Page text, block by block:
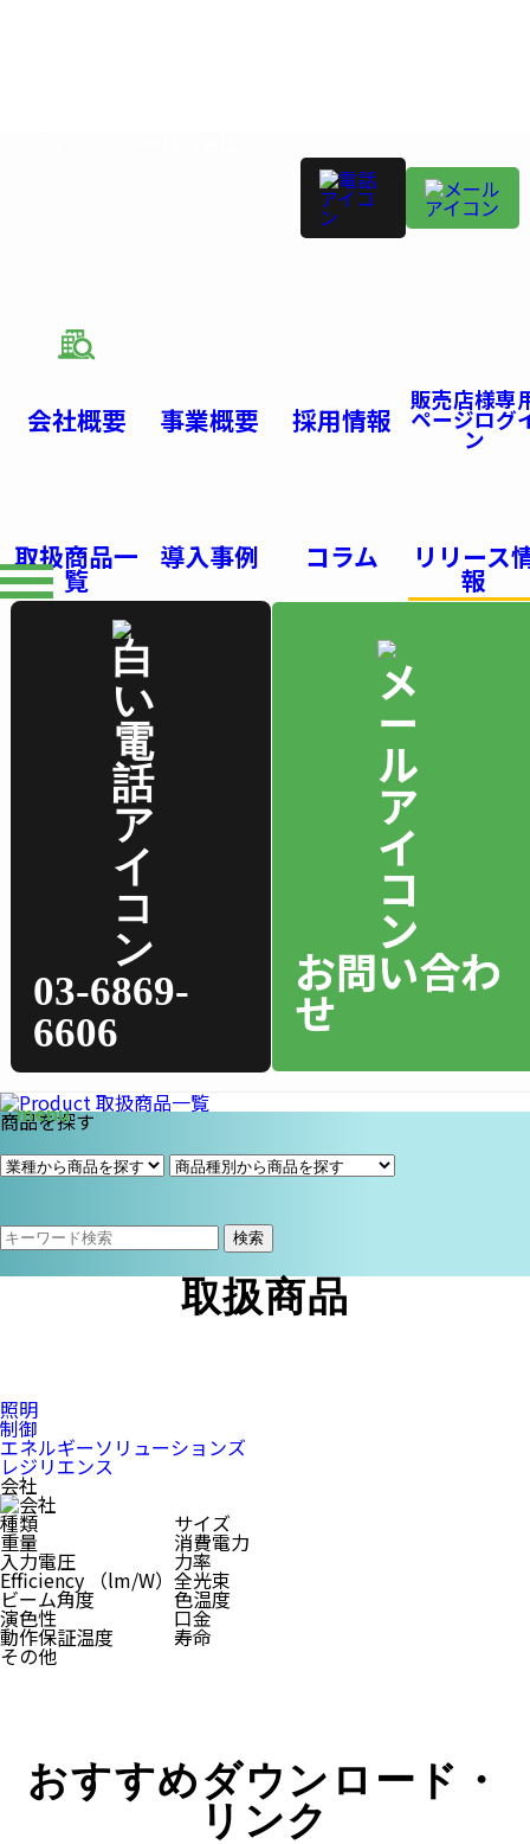
会社概要 事業概要 採用情報
販売店様専
ページログ
ン
取扱商品一
覧
導入事例 コラム リリース
報
03-6869-
6606
お問い合わ
せ
商品を探す
検索
取扱商品
照明
制御
エネルギーソリューションズ
レジリエンス
会社
種類
サイズ
重量 消費電力
入力電圧 力率
Efficiency （lm/W） 全光束
ビーム角度 色温度
演色性 口金
動作保証温度 寿命
その他
おすすめダウンロード・
リンク